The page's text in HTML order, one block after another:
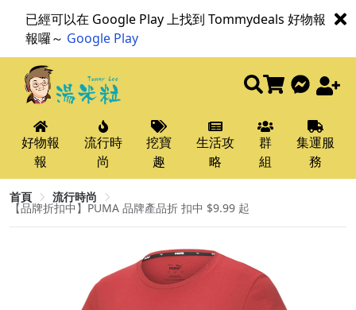
已經可以在 Google Play 上找到 Tommydeals 好物報
報囉～ Google Play
好物報
報
流行時
尚
挖寶
趣
生活攻
略
群
組
集運服
務
首頁 流行時尚
【品牌折扣中】PUMA 品牌產品折 扣中 $9.99 起